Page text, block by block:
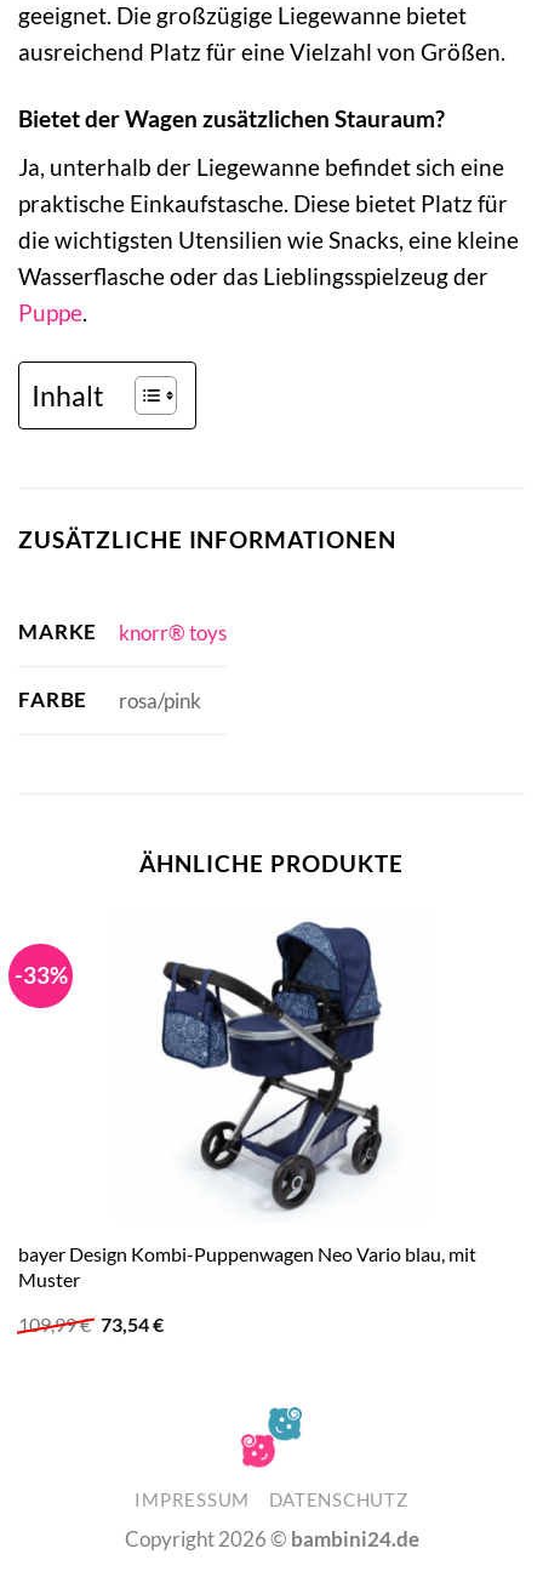
geeignet. Die großzügige Liegewanne bietet
ausreichend Platz für eine Vielzahl von Größen.
Bietet der Wagen zusätzlichen Stauraum?
Ja, unterhalb der Liegewanne befindet sich eine
praktische Einkaufstasche. Diese bietet Platz für
die wichtigsten Utensilien wie Snacks, eine kleine
Wasserflasche oder das Lieblingsspielzeug der
Puppe.
Inhalt
ZUSÄTZLICHE INFORMATIONEN
MARKE knorr® toys
FARBE rosa/pink
ÄHNLICHE PRODUKTE
-33%
bayer Design Kombi-Puppenwagen Neo Vario blau, mit
Muster
109,99€ Ursprünglicher
73,54€Aktueller
IMPRESSUM DATENSCHUTZ
Copyright 2026 © bambini24.de